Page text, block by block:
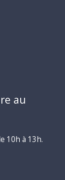
au
10h à 13h.